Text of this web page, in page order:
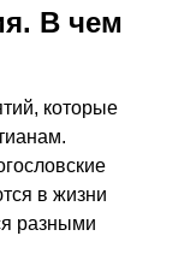
В чем
которые
в жизни
разными